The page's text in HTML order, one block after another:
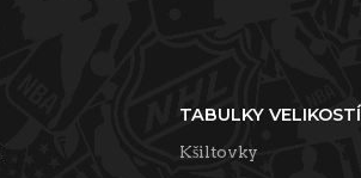
TABULKY VELIKOSTÍ
Kšiltovky